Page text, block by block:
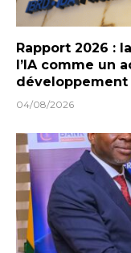
Rapport 2026 :
l’IA comme un
développement
04/08/2026